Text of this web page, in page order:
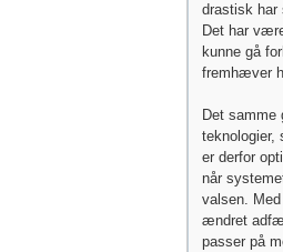
drastisk
Det har
kunne gå
fremhæver
Det
teknologier,
er derfor
når
valsen.
ændret
passer på